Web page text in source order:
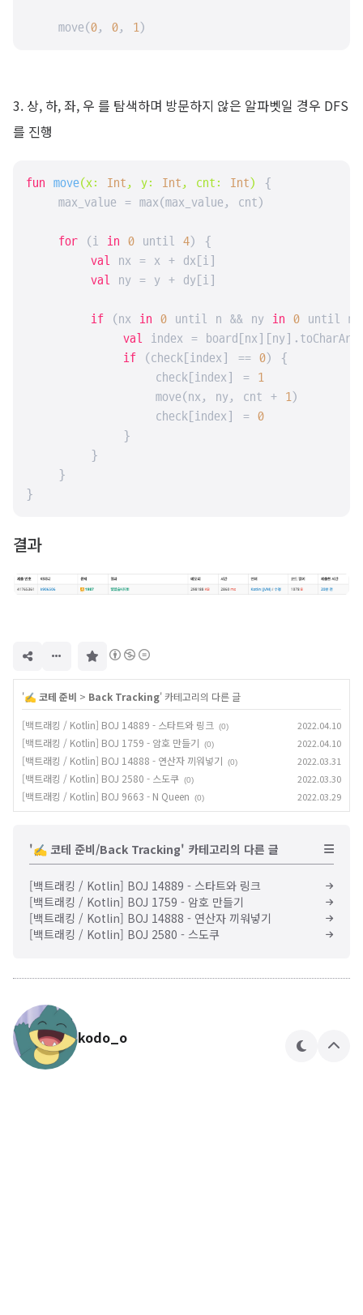
    move(
0, 0, 1)
3. 상, 하, 좌, 우 를 탐색하며 방문하지 않은 알파벳일 경우 DFS
를 진행
fun move(x: Int , y: Int , cnt: Int)
{
    max_value = max(max_value, cnt)
for (i in 0 until 4) {
val nx = x + dx[i]
val ny = y + dy[i]
if (nx in 0 until n && ny in 0 until
val index =
if (check[index] == 0) {
                check[index] =
1
                move(nx, ny, cnt +
1)
                check[index] =
0
            }
        }
    }
}
결과
'✍️ 코테 준비 > Back Tracking' 카테고리의 다른 글
[백트래킹 / Kotlin] BOJ 14889 - 스타트와 링크 (0) 2022.04.10
[백트래킹 / Kotlin] BOJ 1759 - 암호 만들기 (0) 2022.04.10
[백트래킹 / Kotlin] BOJ 14888 - 연산자 끼워넣기 (0) 2022.03.31
[백트래킹 / Kotlin] BOJ 2580 - 스도쿠 (0) 2022.03.30
[백트래킹 / Kotlin] BOJ 9663 - N Queen (0) 2022.03.29
'✍️ 코테 준비/Back Tracking' 카테고리의 다른 글
[백트래킹 / Kotlin] BOJ 14889 - 스타트와 링크
[백트래킹 / Kotlin] BOJ 1759 - 암호 만들기
[백트래킹 / Kotlin] BOJ 14888 - 연산자 끼워넣기
[백트래킹 / Kotlin] BOJ 2580 - 스도쿠
kodo_o
테
상